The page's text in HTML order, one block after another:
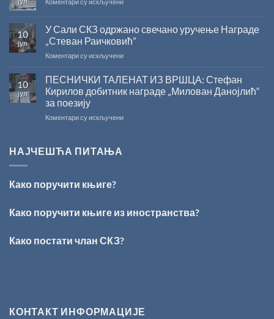
капиталних
на
српском
језику
ЖИЧКЕ
2026.
ГОДИНУ
СНИЖЕЊЕ
10
јул
У Сали СКЗ одржано свечано уручење Награде
„Стеван Раичковић”
Коментари су искљученина
Сали
СКЗ
одржано
уручење
10
јул
ПЕСНИЧКИ ТАЛЕНАТ ИЗ ВРШЦА: Стефан
Кирилов добитник награде „Милован Данојлић“
за поезију
Коментари су искљученина
„Милован
поезију
НАЈЧЕШЋА ПИТАЊА
Како поручити књиге?
Како поручити књиге из иностранства?
Како постати члан СКЗ?
КОНТАКТ ИНФОРМАЦИЈЕ